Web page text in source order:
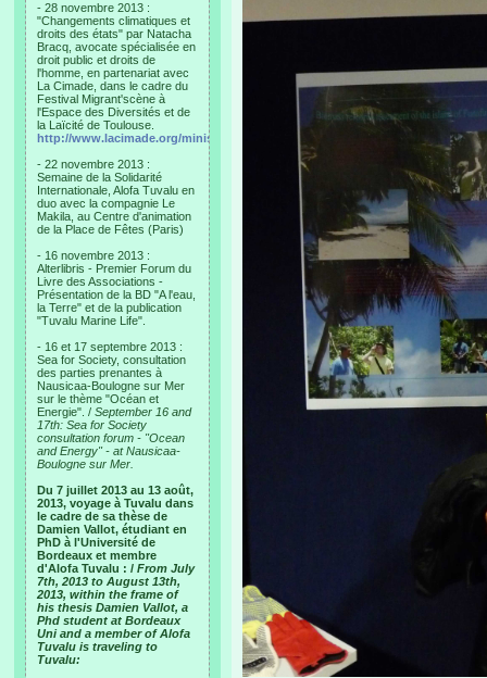
- 28 novembre 2013 :
"Changements climatiques et
droits des états" par Natacha
Bracq, avocate spécialisée en
droit public et droits de
l'homme, en partenariat avec
La Cimade, dans le cadre du
Festival Migrant'scène à
l'Espace des Diversités et de
la Laïcité de Toulouse.
http://www.lacimade.org/minisites/migrantscene
- 22 novembre 2013 :
Semaine de la Solidarité
Internationale, Alofa Tuvalu en
duo avec la compagnie Le
Makila, au Centre d'animation
de la Place de Fêtes (Paris)
- 16 novembre 2013 :
Alterlibris - Premier Forum du
Livre des Associations -
Présentation de la BD "A l'eau,
la Terre" et de la publication
"Tuvalu Marine Life".
- 16 et 17 septembre 2013 :
Sea for Society, consultation
des parties prenantes à
Nausicaa-Boulogne sur Mer
sur le thème "Océan et
Energie". / September 16 and
17th: Sea for Society
consultation forum - "Ocean
and Energy" - at Nausicaa-
Boulogne sur Mer.
Du 7 juillet 2013 au 13 août,
2013, voyage à Tuvalu dans
le cadre de sa thèse de
Damien Vallot, étudiant en
PhD à l'Université de
Bordeaux et membre
d'Alofa Tuvalu : / From July
7th, 2013 to August 13th,
2013, within the frame of
his thesis Damien Vallot, a
Phd student at Bordeaux
Uni and a member of Alofa
Tuvalu is traveling to
Tuvalu: